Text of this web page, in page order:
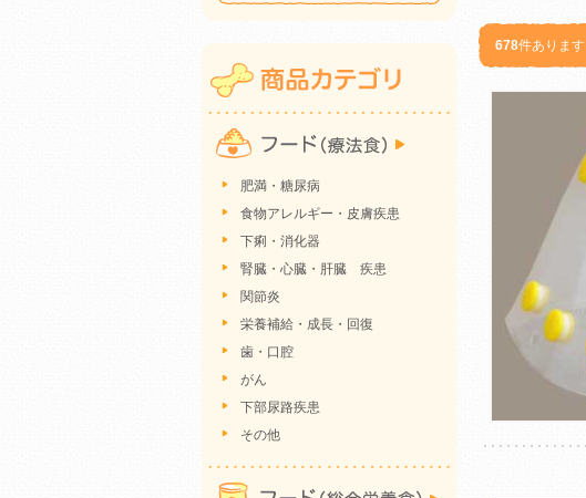
678件あります
肥満・糖尿病
食物アレルギー・皮膚疾患
下痢・消化器
腎臓・心臓・肝臓 疾患
関節炎
栄養補給・成長・回復
歯・口腔
がん
下部尿路疾患
その他